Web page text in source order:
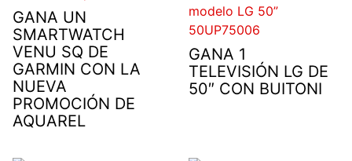
GANA UN
SMARTWATCH
VENU SQ DE
GARMIN CON LA
NUEVA
PROMOCIÓN DE
AQUAREL
GANA 1
TELEVISIÓN LG DE
50″ CON BUITONI